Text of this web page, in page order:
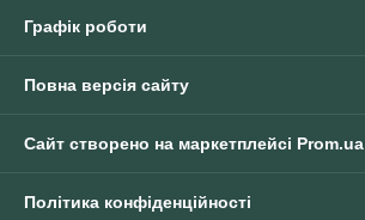
Графік роботи
Повна версія сайту
Сайт створено на маркетплейсі Prom.ua
Політика конфіденційності